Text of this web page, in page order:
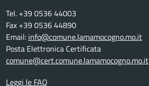
Tel. +39 0536 44003
Fax +39 0536 44890
Email: info@comune.lamamocogno.mo.it
Posta Elettronica Certificata
comune@cert.comune.lamamocogno.mo.it
Leggi le FAQ